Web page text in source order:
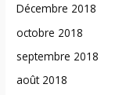
Décembre 2018
octobre 2018
septembre 2018
août 2018